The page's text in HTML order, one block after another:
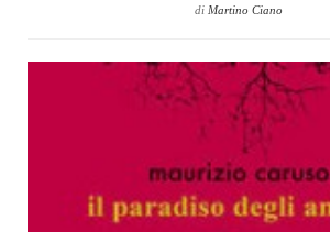
Dicono di Noi
Autori
di Martino Ciano